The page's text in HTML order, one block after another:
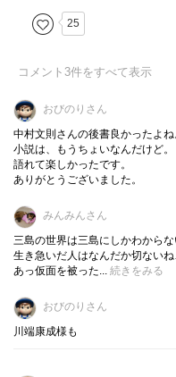
頭脳明晰ですからね…
たくさんの仮面を貼り
この作品が世に出た時
理解したのだろう。
仮面を被り自らの人生
夫を演じたのかな…と思
中村文則氏の解釈がわた
「僕は友達いないんだよ
割腹自殺の何日か前に三
25
コメント 3件をすべて表示
おびのりさん
中村文則さんの後書良かったよね
小説は、もうちょいなんだけど。
語れて楽しかったです。
ありがとうございました。
みんみんさん
三島の世界は三島にしかわから
生き急いだ人はなんだか切ない
あっ仮面を被った... 続きをみる
おびのりさん
川端康成様も